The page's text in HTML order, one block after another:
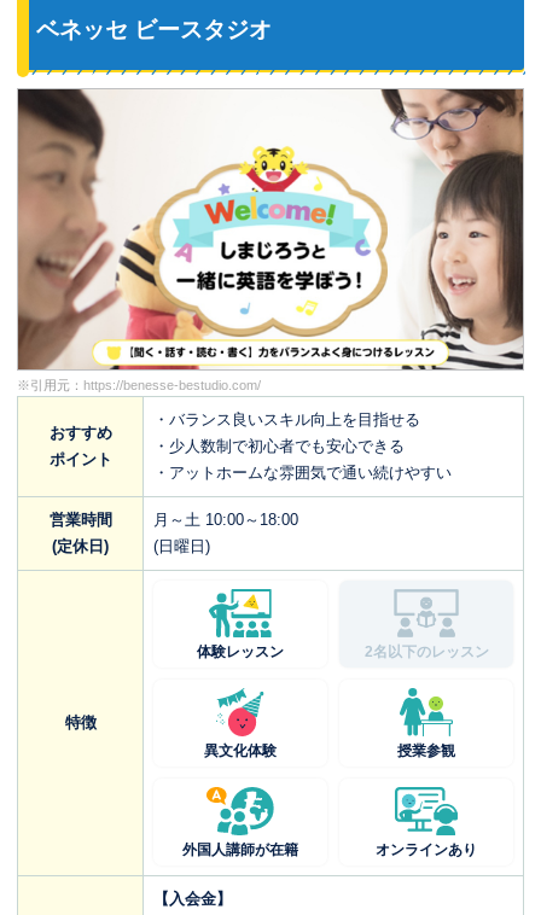
ベネッセ ビースタジオ
※引用元： https://benesse-bestudio.com/
おすすめ
ポイント
・バランス良いスキル向上を目指せる
・少人数制で初心者でも安心できる
・アットホームな雰囲気で通い続けやすい
営業時間
(定休日)
月～土 10:00～18:00
(日曜日)
特徴
体験レッスン 2名以下のレッスン
異文化体験 授業参観
外国人講師が在籍 オンラインあり
【入会金】